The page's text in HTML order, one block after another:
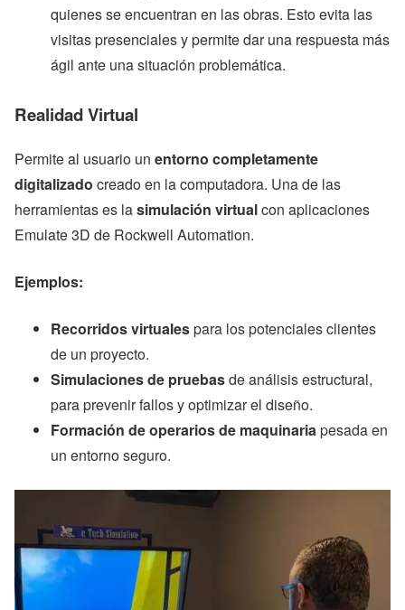
quienes se encuentran en las obras. Esto evita las
visitas presenciales y permite dar una respuesta más
ágil ante una situación problemática.
Realidad Virtual
Permite al usuario un entorno completamente
digitalizado creado en la computadora. Una de las
herramientas es lasimulación virtualcon aplicaciones
Emulate 3D de Rockwell Automation.
Ejemplos:
Recorridos virtualespara los potenciales clientes
de un proyecto.
Simulaciones de pruebasde análisis estructural,
para prevenir fallos y optimizar el diseño.
Formación de operarios de maquinariapesada en
un entorno seguro.